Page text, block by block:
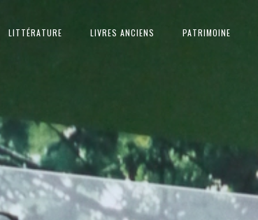
LITTÉRATURE LIVRES ANCIENS PATRIMOINE